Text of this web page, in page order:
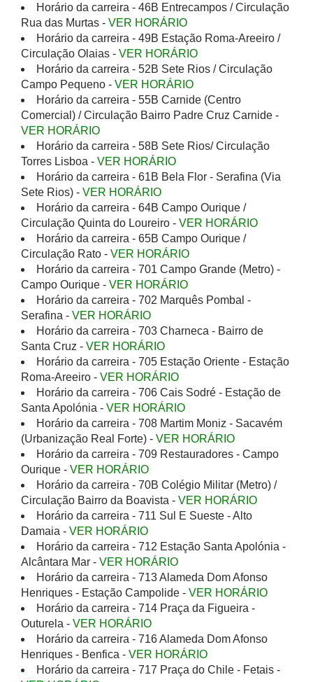
Horário da carreira - 46B Entrecampos / Circulação
Rua das Murtas - VER HORÁRIO
Horário da carreira - 49B Estação Roma-Areeiro /
Circulação Olaias - VER HORÁRIO
Horário da carreira - 52B Sete Rios / Circulação
Campo Pequeno - VER HORÁRIO
Horário da carreira - 55B Carnide (Centro
Comercial) / Circulação Bairro Padre Cruz Carnide -
VER HORÁRIO
Horário da carreira - 58B Sete Rios/ Circulação
Torres Lisboa - VER HORÁRIO
Horário da carreira - 61B Bela Flor - Serafina (Via
Sete Rios) - VER HORÁRIO
Horário da carreira - 64B Campo Ourique /
Circulação Quinta do Loureiro - VER HORÁRIO
Horário da carreira - 65B Campo Ourique /
Circulação Rato - VER HORÁRIO
Horário da carreira - 701 Campo Grande (Metro) -
Campo Ourique - VER HORÁRIO
Horário da carreira - 702 Marquês Pombal -
Serafina - VER HORÁRIO
Horário da carreira - 703 Charneca - Bairro de
Santa Cruz - VER HORÁRIO
Horário da carreira - 705 Estação Oriente - Estação
Roma-Areeiro - VER HORÁRIO
Horário da carreira - 706 Cais Sodré - Estação de
Santa Apolónia - VER HORÁRIO
Horário da carreira - 708 Martim Moniz - Sacavém
(Urbanização Real Forte) - VER HORÁRIO
Horário da carreira - 709 Restauradores - Campo
Ourique - VER HORÁRIO
Horário da carreira - 70B Colégio Militar (Metro) /
Circulação Bairro da Boavista - VER HORÁRIO
Horário da carreira - 711 Sul E Sueste - Alto
Damaia - VER HORÁRIO
Horário da carreira - 712 Estação Santa Apolónia -
Alcântara Mar - VER HORÁRIO
Horário da carreira - 713 Alameda Dom Afonso
Henriques - Estação Campolide - VER HORÁRIO
Horário da carreira - 714 Praça da Figueira -
Outurela - VER HORÁRIO
Horário da carreira - 716 Alameda Dom Afonso
Henriques - Benfica - VER HORÁRIO
Horário da carreira - 717 Praça do Chile - Fetais -